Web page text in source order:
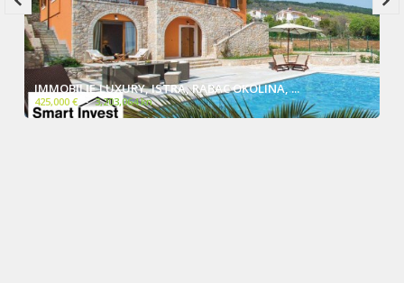
IMMOBILIE,LUXURY, ISTRA, RABAC OKOLINA, ...
425,000 € ~ 3,203,064 kn